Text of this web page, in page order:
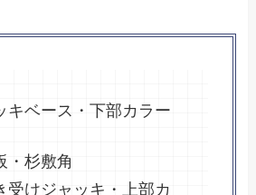
キベース・下部カラー
・杉敷角
受けジャッキ・上部カ